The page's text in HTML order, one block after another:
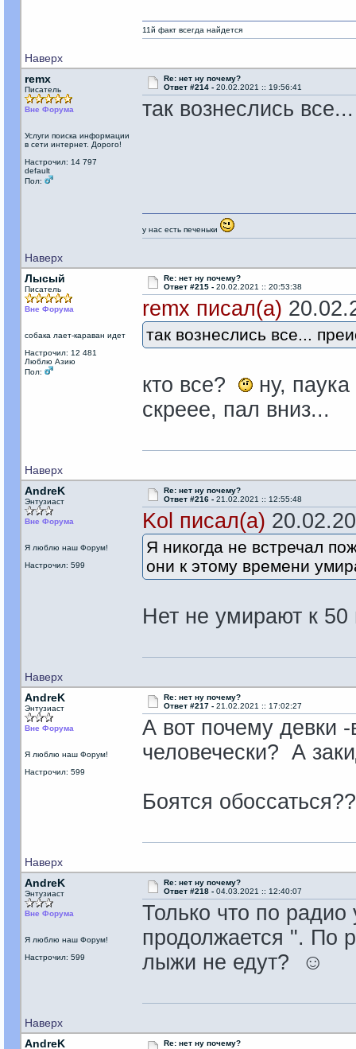
Наверх
11й факт всегда найдется
remx
Писатель
Вне Форума
Услуги поиска информации
в сети интернет. Дорого!
Настрочил: 14 797
default
Пол:
Re: нет ну почему?
Ответ #214 - 20.02.2021 :: 19:56:41
так вознеслись
Наверх
у нас есть печеньки
Лысый
Писатель
Вне Форума
собака лает-караван идет
Настрочил: 12 481
Люблю Азию
Пол:
Re: нет ну почему?
Ответ #215 - 20.02.2021 :: 20:53:38
remx писал(а)
так вознеслись все...
кто все?
ну, паука
скреее, пал вниз...
Наверх
AndreK
Энтузиаст
Вне Форума
Я люблю наш Форум!
Настрочил: 599
Re: нет ну почему?
Ответ #216 - 21.02.2021 :: 12:55:48
Kol писал(а)
Я никогда не встречал
они к этому времени
Нет не умирают к 50
Наверх
AndreK
Энтузиаст
Вне Форума
Я люблю наш Форум!
Настрочил: 599
Re: нет ну почему?
Ответ #217 - 21.02.2021 :: 17:02:27
А вот почему девки
человечески? А
Боятся
Наверх
AndreK
Энтузиаст
Вне Форума
Я люблю наш Форум!
Настрочил: 599
Re: нет ну почему?
Ответ #218 - 04.03.2021 :: 12:40:07
Только что по
продолжается ".
лыжи не едут? ☺
Наверх
AndreK
Re: нет ну почему?